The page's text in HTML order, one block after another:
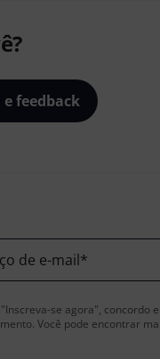
feedback
de e-mail*
se agora", concordo
Você pode encontrar